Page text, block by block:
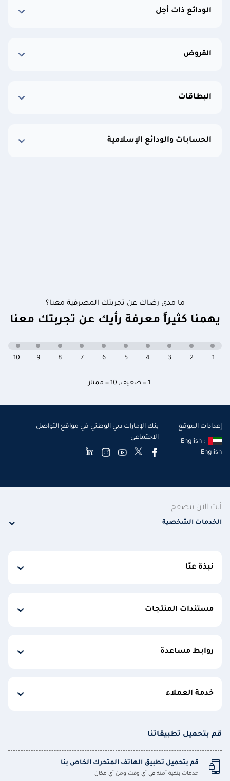
الودائع ذات أجل
القروض
البطاقات
الحسابات والودائع الإسلامية
ما مدى رضاك عن تجربتك المصرفية معنا؟
يهمنا كثيراً معرفة رأيك عن تجربتك معنا
1 = ضعيف , 10 = ممتاز
10 9 8 7 6 5 4 3 2 1
إعدادات الموقع
English :
English
بنك الإمارات دبي الوطني في مواقع التواصل
الاجتماعي
أنت الآن تتصفح
الخدمات الشخصية
نبذة عنّا
مستندات المنتجات
روابط مساعدة
خدمة العملاء
قم بتحميل تطبيقاتنا
قم بتحميل تطبيق الهاتف المتحرك الخاص بنا
خدمات بنكية آمنة في أي وقت ومن أي مكان